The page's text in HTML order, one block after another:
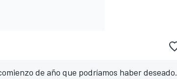
de año que podríamos haber deseado.